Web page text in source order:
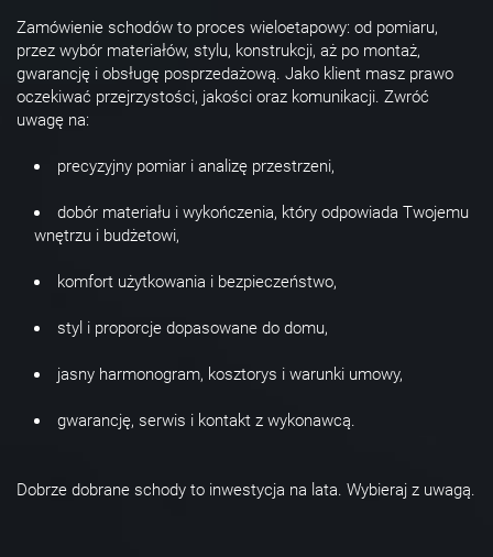
Zamówienie schodów to proces wieloetapowy: od pomiaru,
przez wybór materiałów, stylu, konstrukcji, aż po montaż,
gwarancję i obsługę posprzedażową. Jako klient masz prawo
oczekiwać przejrzystości, jakości oraz komunikacji. Zwróć
uwagę na:
precyzyjny pomiar i analizę przestrzeni,
dobór materiału i wykończenia, który odpowiada Twojemu
wnętrzu i budżetowi,
komfort użytkowania i bezpieczeństwo,
styl i proporcje dopasowane do domu,
jasny harmonogram, kosztorys i warunki umowy,
gwarancję, serwis i kontakt z wykonawcą.
Dobrze dobrane schody to inwestycja na lata. Wybieraj z uwagą.